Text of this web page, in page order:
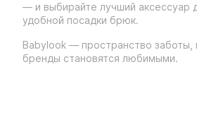
— и выбирайте лучший аксессуар
удобной посадки брюк.
Babylook — пространство заботы,
бренды становятся любимыми.